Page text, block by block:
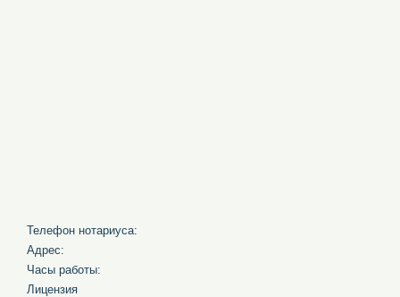
Телефон нотариуса:
Адрес:
Часы работы:
Лицензия